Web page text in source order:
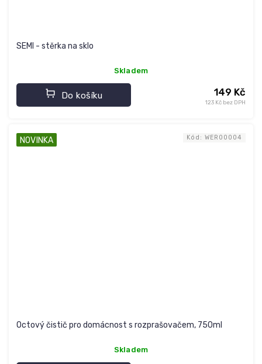
SEMI - stěrka na sklo
Skladem
123 Kč bez DPH
149 Kč
Do košíku
NOVINKA
Octový čistič pro domácnost s rozprašovačem, 750ml
Skladem
Kód: WER00004